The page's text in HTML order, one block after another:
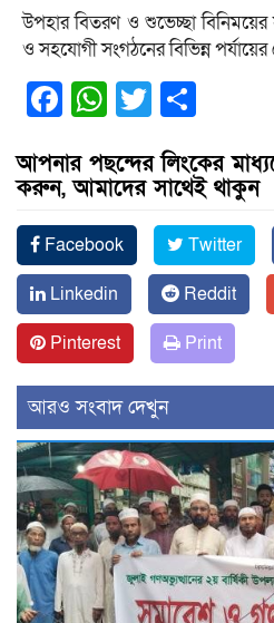
উপহার বিতরণ ও শুভেচ্ছা
ও সহযোগী সংগঠনের বিভিন্ন পর্যায়ের
Facebook
WhatsApp
Twitter
আপনার পছন্দের লিংকের
করুন, আমাদের সাথেই থাকুন
Facebook Twitter
Linkedin
Reddit
Pinterest
Print
আরও সংবাদ দেখুন